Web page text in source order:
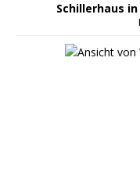
Schillerhaus